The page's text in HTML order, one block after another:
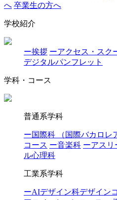
へ 卒業生の方へ
学校紹介
ー挨拶 ーアクセス・スク
デジタルパンフレット
学科・コース
普通系学科
ー国際科 （国際バカロレ
コース ー音楽科 ーアスリ
ル心理科
工業系学科
ーAIデザイン科デザイン